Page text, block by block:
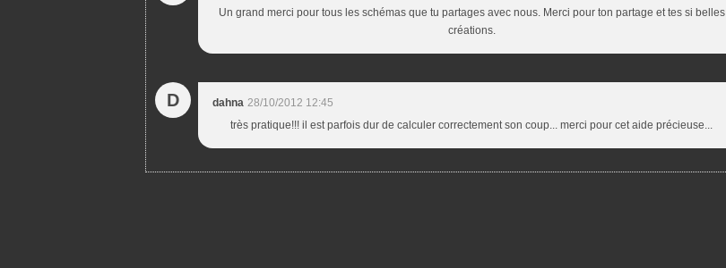
Un grand merci pour tous les schémas que tu partages avec nous. Merci pour ton partage et tes si belles
créations.
D dahna 28/10/2012 12:45
très pratique!!! il est parfois dur de calculer correctement son coup... merci pour cet aide précieuse...